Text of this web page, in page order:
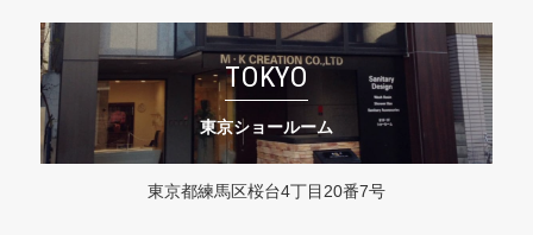
TOKYO
東京ショールーム
東京都練馬区桜台4丁目20番7号